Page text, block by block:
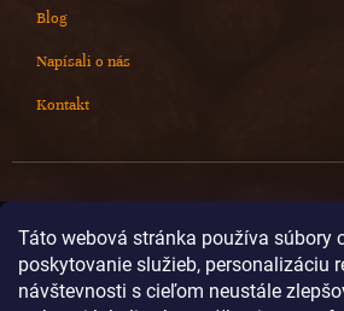
Táto webová stránka používa súbory
poskytovanie služieb, personalizáciu
návštevnosti s cieľom neustále
Blog
Napísali o nás
Kontakt
info@cokoladovnajanek.sk
+420 778 716 678